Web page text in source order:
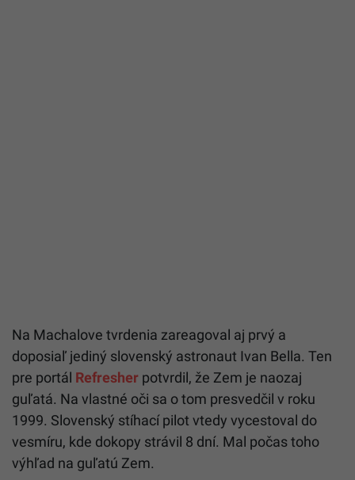
Na Machalove tvrdenia zareagoval aj prvý a
doposiaľ jediný slovenský astronaut Ivan Bella. Ten
pre portál Refresher potvrdil, že Zem je naozaj
guľatá. Na vlastné oči sa o tom presvedčil v roku
1999. Slovenský stíhací pilot vtedy vycestoval do
vesmíru, kde dokopy strávil 8 dní. Mal počas toho
výhľad na guľatú Zem.